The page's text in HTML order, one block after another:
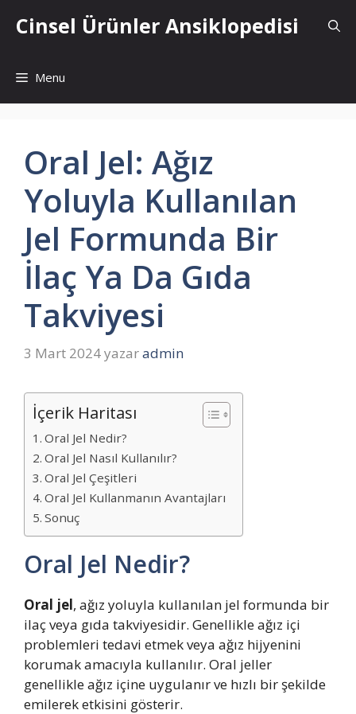
atlaCinsel Ürünler Ansiklopedisi
Menu
Oral Jel: Ağız
Yoluyla Kullanılan
Jel Formunda Bir
İlaç Ya Da Gıda
Takviyesi
3 Mart 2024yazaradmin
İçerik Haritası
Oral Jel Nedir?
Oral Jel Nasıl Kullanılır?
Oral Jel Çeşitleri
Oral Jel Kullanmanın Avantajları
Sonuç
Oral Jel Nedir?
Oral jel, ağız yoluyla kullanılan jel formunda bir
ilaç veya gıda takviyesidir. Genellikle ağız içi
problemleri tedavi etmek veya ağız hijyenini
korumak amacıyla kullanılır. Oral jeller
genellikle ağız içine uygulanır ve hızlı bir şekilde
emilerek etkisini gösterir.